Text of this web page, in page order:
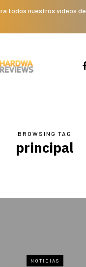
todos nuestros videos de
BROWSING TAG
principal
NOTICIAS